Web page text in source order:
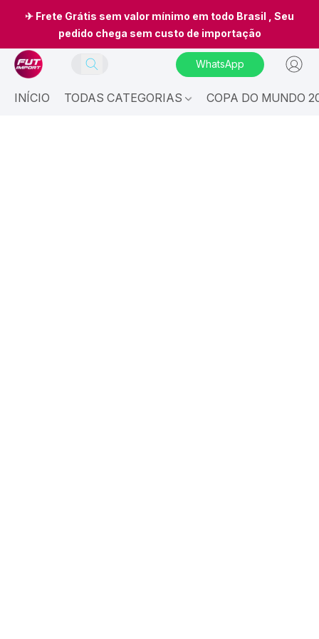
✈ Frete Grátis sem valor mínimo em todo Brasil , Seu
pedido chega sem custo de importação
WhatsApp
INÍCIO TODAS CATEGORIAS COPA DO MUNDO